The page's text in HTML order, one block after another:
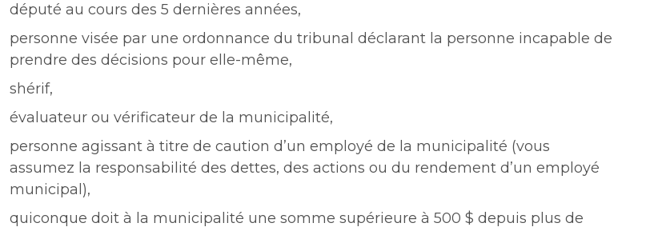
député au cours des 5 dernières années,
personne visée par une ordonnance du tribunal déclarant la personne incapable de
prendre des décisions pour elle-même,
shérif,
évaluateur ou vérificateur de la municipalité,
personne agissant à titre de caution d’un employé de la municipalité (vous
assumez la responsabilité des dettes, des actions ou du rendement d’un employé
municipal),
quiconque doit à la municipalité une somme supérieure à 500 $ depuis plus de